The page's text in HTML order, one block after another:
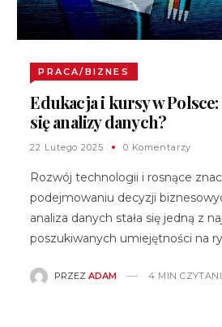
PRACA/BIZNES
Edukacja i kursy w
się analizy danych?
22 Lutego 2025 0 Komentarzy
Rozwój technologii i rosnące
podejmowaniu decyzji
analiza danych stała się jedną z
poszukiwanych umiejętności na
PRZEZADAM 4 MIN